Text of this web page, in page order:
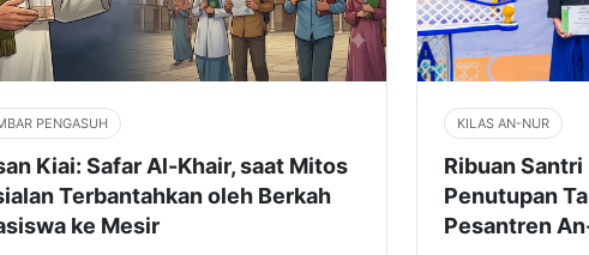
PENGASUH
Kiai: Safar Al-Khair, saat Mitos
Terbantahkan oleh Berkah
ke Mesir
KILAS AN-NUR
Ribuan
Penutupan
Pesantren